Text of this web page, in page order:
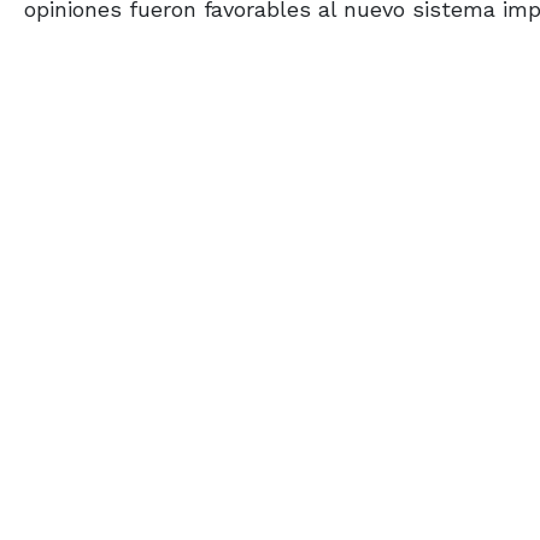
opiniones fueron favorables al nuevo sistema